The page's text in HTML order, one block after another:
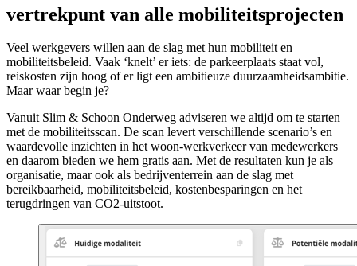
vertrekpunt van alle mobiliteitsprojecten
Veel werkgevers willen aan de slag met hun mobiliteit en
mobiliteitsbeleid. Vaak ‘knelt’ er iets: de parkeerplaats staat vol,
reiskosten zijn hoog of er ligt een ambitieuze duurzaamheidsambitie.
Maar waar begin je?
Vanuit Slim & Schoon Onderweg adviseren we altijd om te starten
met de mobiliteitsscan. De scan levert verschillende scenario’s en
waardevolle inzichten in het woon-werkverkeer van medewerkers
en daarom bieden we hem gratis aan. Met de resultaten kun je als
organisatie, maar ook als bedrijventerrein aan de slag met
bereikbaarheid, mobiliteitsbeleid, kostenbesparingen en het
terugdringen van CO2-uitstoot.